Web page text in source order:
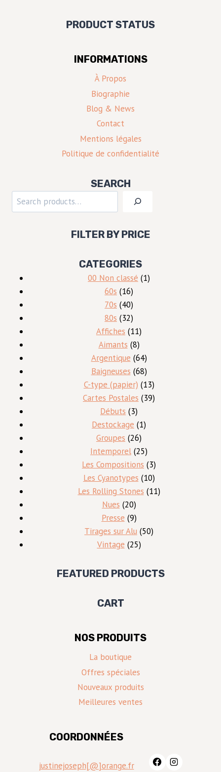
PRODUCT STATUS
INFORMATIONS
À Propos
Biographie
Blog & News
Contact
Mentions légales
Politique de confidentialité
SEARCH
Rechercher
FILTER BY PRICE
CATEGORIES
00 Non classé 11
60s 1616
produits
70s 4040
produits
80s 3232
produits
Affiches 1111
produits
Aimants 88
produits
Argentique 6464
produits
Baigneuses 6868
produits
C-type (papier) 1313
produits
Cartes Postales 3939
Débuts 33
produits
Destockage 11
Groupes 2626
produits
Intemporel 2525
produits
Les Compositions 33
produits
Les Cyanotypes 1010
produits
Les Rolling Stones 1111
Nues 2020
produits
Presse 99
produits
Tirages sur Alu 5050
Vintage 2525
FEATURED PRODUCTS
CART
NOS PRODUITS
La boutique
Offres spéciales
Nouveaux produits
Meilleures ventes
COORDONNÉES
justinejoseph[@]orange.fr